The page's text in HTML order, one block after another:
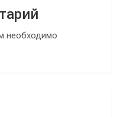
необходимо